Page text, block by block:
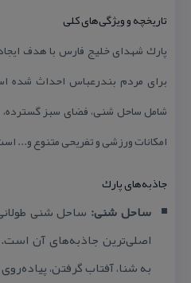
تاریخچه و ویژگی‌های كلی
پارك شهدای خلیج فارس با هدف
برای مردم بندرعباس احداث شده
شامل ساحل شنی، فضای سبز
امكانات ورزشی و تفریحی متنوع و...
جاذبه‌های پارك
ساحل شنی: ساحل شنی
اصلی‌ترین جاذبه‌های آن
به شنا، آفتاب گرفتن،